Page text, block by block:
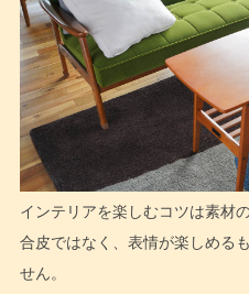
インテリアを楽しむコツは素材
合皮ではなく、表情が楽しめる
せん。